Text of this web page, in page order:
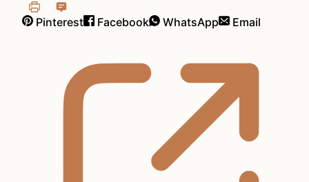
Pinterest Facebook WhatsApp Email